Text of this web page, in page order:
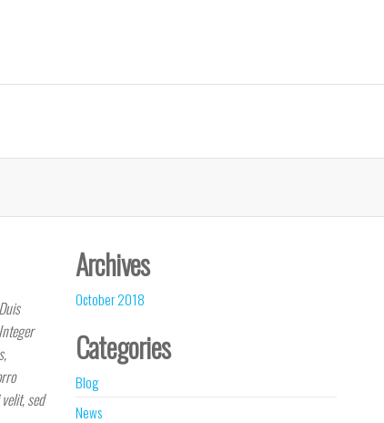
sed
Archives
October 2018
Categories
Blog
News